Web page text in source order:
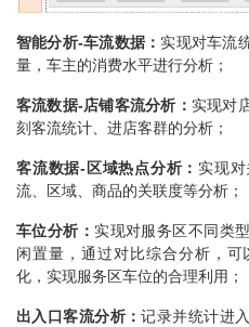
智能分析-车流数据： 实现对车流
量，车主的消费水平进行分析；
客流数据-店铺客流分析： 实现对
刻客流统计、进店客群的分析；
客流数据-区域热点分析： 实现
流、区域、商品的关联度等分析；
车位分析： 实现对服务区不同类
闲置量，通过对比综合分析，
化，实现服务区车位的合理利用；
出入口客流分析：记录并统计进